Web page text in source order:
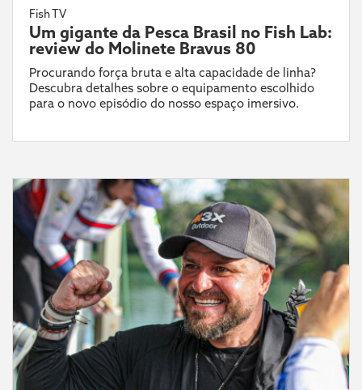
Fish TV
Um gigante da Pesca Brasil no Fish Lab:
review do Molinete Bravus 80
Procurando força bruta e alta capacidade de linha?
Descubra detalhes sobre o equipamento escolhido
para o novo episódio do nosso espaço imersivo.